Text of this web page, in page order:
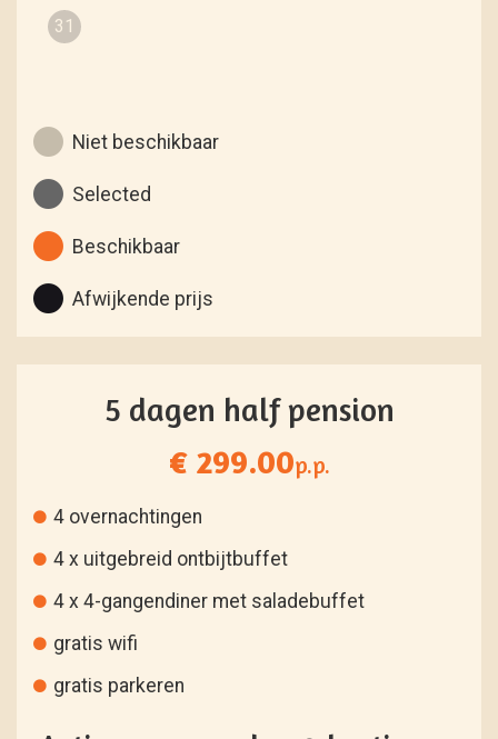
31
Niet beschikbaar
Selected
Beschikbaar
Afwijkende prijs
5 dagen half pension
€ 299.00p.p.
4 overnachtingen
4 x uitgebreid ontbijtbuffet
4 x 4-gangendiner met saladebuffet
gratis wifi
gratis parkeren